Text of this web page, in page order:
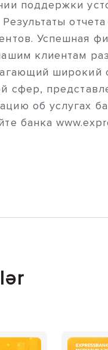
поддержки
Результаты
Успешная
клиентам
широкий
сфер,
об услугах
банка